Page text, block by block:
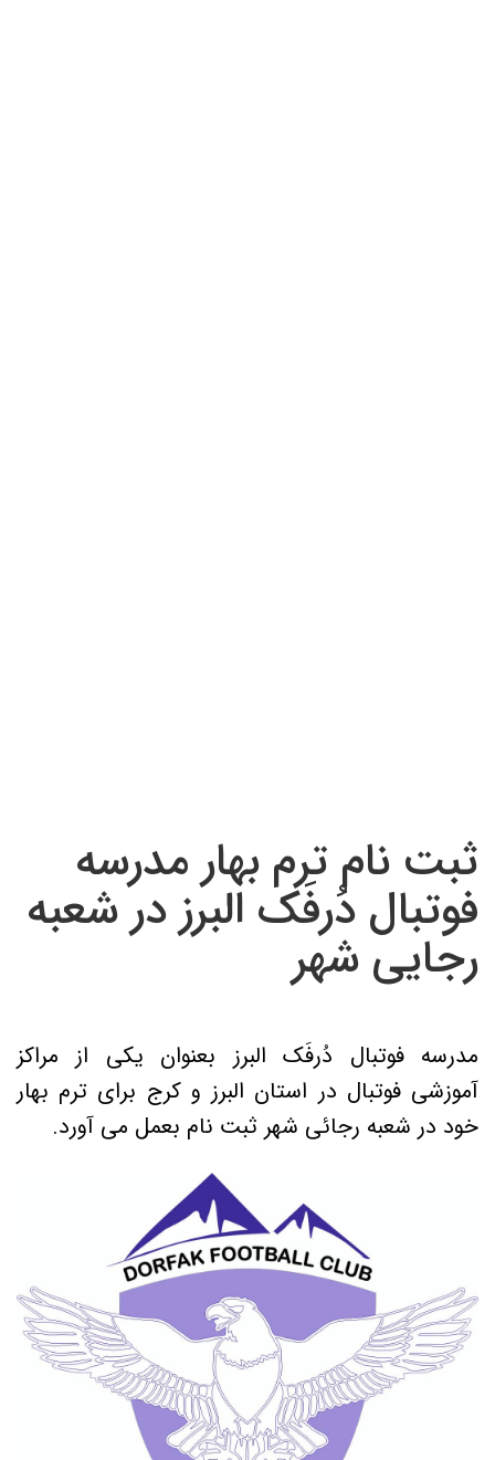
ثبت نام ترم بهار مدرسه
فوتبال دُرفَک البرز در شعبه
رجایی شهر
مدرسه فوتبال دُرفَک البرز بعنوان یکی از مراکز
آموزشی فوتبال در استان البرز و کرج برای ترم بهار
خود در شعبه رجائی شهر ثبت نام بعمل می آورد.